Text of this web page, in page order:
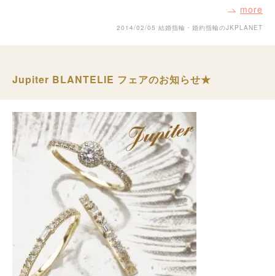
more
2014/02/05 結婚指輪・婚約指輪のJKPLANET
Jupiter BLANTELIE フェアのお知らせ★